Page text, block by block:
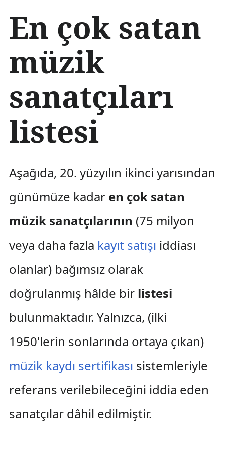
ç
r
ğ
e
t
l
En çok satan
müzik
sanatçıları
listesi
Aşağıda, 20. yüzyılın ikinci yarısından
günümüze kadar en çok satan
müzik sanatçılarının (75 milyon
veya daha fazla kayıt satışı iddiası
olanlar) bağımsız olarak
doğrulanmış hâlde bir listesi
bulunmaktadır. Yalnızca, (ilki
1950'lerin sonlarında ortaya çıkan)
müzik kaydı sertifikası sistemleriyle
referans verilebileceğini iddia eden
sanatçılar dâhil edilmiştir.